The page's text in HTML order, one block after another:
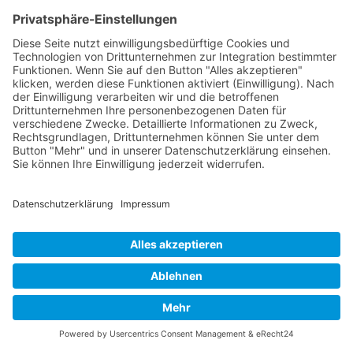
05021-8650320
Diese E-Mail-Adresse ist vor Spambots geschützt! Zur Anzeige
muss JavaScript eingeschaltet sein.
Wir sind Mitglied
Impressum
Login
Verband Freier Psychotherapeuten, Heilpraktiker für Psychotherapie
und Psychologischer Berater e.V. Bildmaterial teils mit KI generiert.